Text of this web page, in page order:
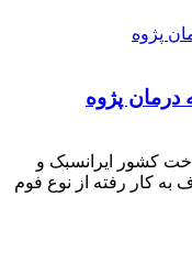
درمان پژوه
کشور ایرانسبک و
کار رفته از نوع فوم